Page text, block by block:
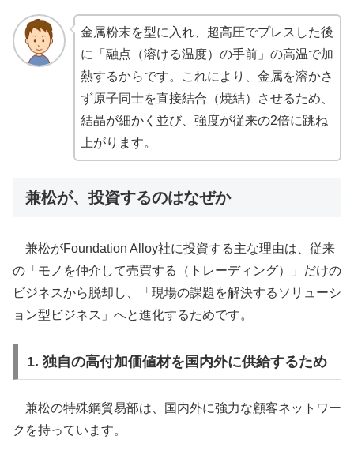
金属粉末を型に入れ、超高圧でプレスした後
に「融点（溶ける温度）の手前」の高温で加
熱するからです。これにより、金属を溶かさ
ず原子同士を直接結合（焼結）させるため、
結晶が細かく並び、強度が従来の2倍に跳ね
上がります。
兼松が、投資するのはなぜか
兼松がFoundation Alloy社に投資する主な理由は、従来
の「モノを仲介して売買する（トレーディング）」だけの
ビジネスから脱却し、「現場の課題を解決するソリューシ
ョン型ビジネス」へと進化するためです。
1. 独自の高付加価値材を国内外に供給するため
兼松の特殊鋼貿易部は、国内外に強力な顧客ネットワー
クを持っています。